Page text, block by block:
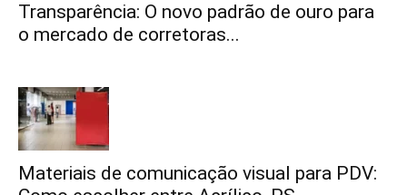
Transparência: O novo padrão de ouro para
o mercado de corretoras...
Materiais de comunicação visual para PDV: